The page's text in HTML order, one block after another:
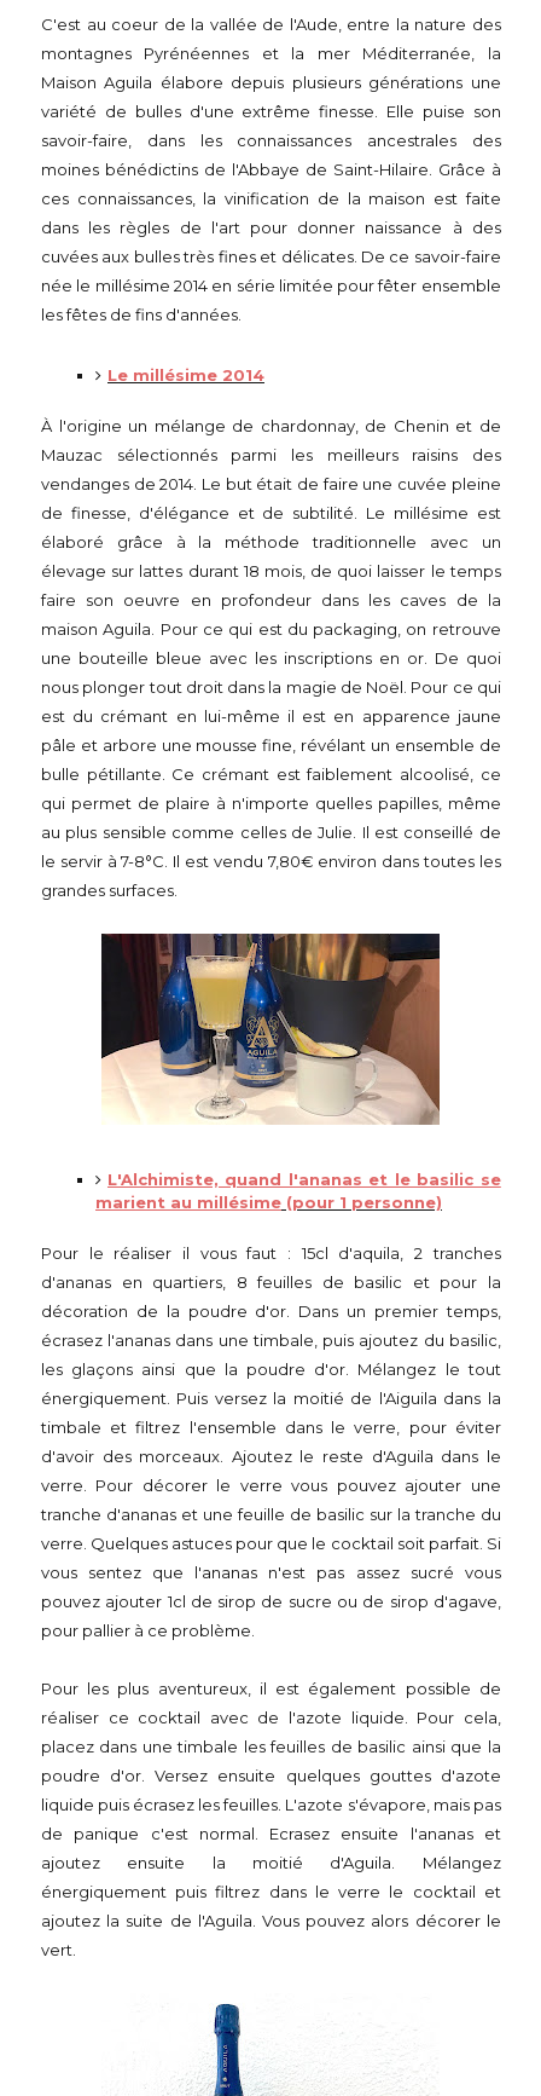
C'est au coeur de la vallée de l'Aude, entre la nature des
montagnes Pyrénéennes et la mer Méditerranée, la
Maison Aguila élabore depuis plusieurs générations une
variété de bulles d'une extrême finesse. Elle puise son
savoir-faire, dans les connaissances ancestrales des
moines bénédictins de l'Abbaye de Saint-Hilaire. Grâce à
ces connaissances, la vinification de la maison est faite
dans les règles de l'art pour donner naissance à des
cuvées aux bulles très fines et délicates. De ce savoir-faire
née le millésime 2014 en série limitée pour fêter ensemble
les fêtes de fins d'années.
Le millésime 2014
À l'origine un mélange de chardonnay, de Chenin et de
Mauzac sélectionnés parmi les meilleurs raisins des
vendanges de 2014. Le but était de faire une cuvée pleine
de finesse, d'élégance et de subtilité. Le millésime est
élaboré grâce à la méthode traditionnelle avec un
élevage sur lattes durant 18 mois, de quoi laisser le temps
faire son oeuvre en profondeur dans les caves de la
maison Aguila. Pour ce qui est du packaging, on retrouve
une bouteille bleue avec les inscriptions en or. De quoi
nous plonger tout droit dans la magie de Noël. Pour ce qui
est du crémant en lui-même il est en apparence jaune
pâle et arbore une mousse fine, révélant un ensemble de
bulle pétillante. Ce crémant est faiblement alcoolisé, ce
qui permet de plaire à n'importe quelles papilles, même
au plus sensible comme celles de Julie. Il est conseillé de
le servir à 7-8°C. Il est vendu 7,80€ environ dans toutes les
grandes surfaces.
L'Alchimiste, quand l'ananas et le basilic se
marient au millésime (pour 1 personne)
Pour le réaliser il vous faut : 15cl d'aquila, 2 tranches
d'ananas en quartiers, 8 feuilles de basilic et pour la
décoration de la poudre d'or. Dans un premier temps,
écrasez l'ananas dans une timbale, puis ajoutez du basilic,
les glaçons ainsi que la poudre d'or. Mélangez le tout
énergiquement. Puis versez la moitié de l'Aiguila dans la
timbale et filtrez l'ensemble dans le verre, pour éviter
d'avoir des morceaux. Ajoutez le reste d'Aguila dans le
verre. Pour décorer le verre vous pouvez ajouter une
tranche d'ananas et une feuille de basilic sur la tranche du
verre. Quelques astuces pour que le cocktail soit parfait. Si
vous sentez que l'ananas n'est pas assez sucré vous
pouvez ajouter 1cl de sirop de sucre ou de sirop d'agave,
pour pallier à ce problème.
Pour les plus aventureux, il est également possible de
réaliser ce cocktail avec de l'azote liquide. Pour cela,
placez dans une timbale les feuilles de basilic ainsi que la
poudre d'or. Versez ensuite quelques gouttes d'azote
liquide puis écrasez les feuilles. L'azote s'évapore, mais pas
de panique c'est normal. Ecrasez ensuite l'ananas et
ajoutez ensuite la moitié d'Aguila. Mélangez
énergiquement puis filtrez dans le verre le cocktail et
ajoutez la suite de l'Aguila. Vous pouvez alors décorer le
vert.